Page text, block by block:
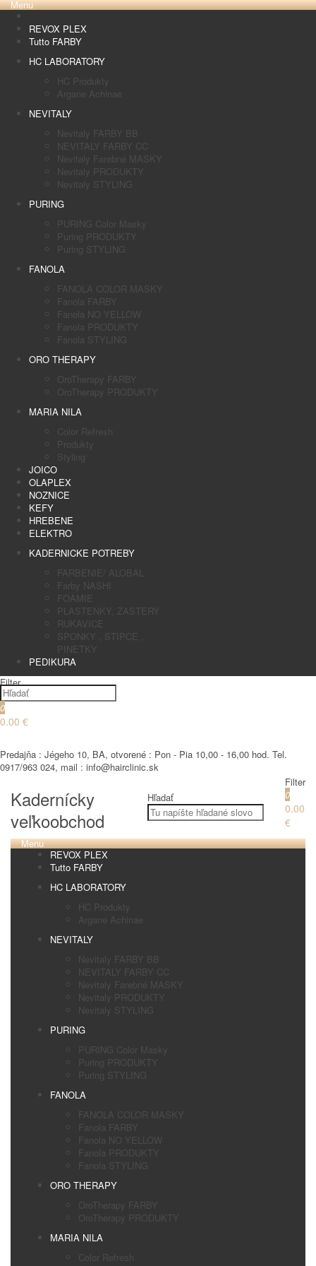
Menu
REVOX PLEX
Tutto FARBY
HC LABORATORY
HC Produkty
Argane Achinae
NEVITALY
Nevitaly FARBY BB
NEVITALY FARBY CC
Nevitaly Farebné MASKY
Nevitaly PRODUKTY
Nevitaly STYLING
PURING
PURING Color Masky
Puring PRODUKTY
Puring STYLING
FANOLA
FANOLA COLOR MASKY
Fanola FARBY
Fanola NO YELLOW
Fanola PRODUKTY
Fanola STYLING
ORO THERAPY
OroTherapy FARBY
OroTherapy PRODUKTY
MARIA NILA
Color Refresh
Produkty
Styling
JOICO
OLAPLEX
NOZNICE
KEFY
HREBENE
ELEKTRO
KADERNICKE POTREBY
FARBENIE/ ALOBAL
Farby NASHI
FOAMIE
PLASTENKY, ZASTERY
RUKAVICE
SPONKY , STIPCE ,
PINETKY
PEDIKURA
Filter
0
0.00 €
Predajňa : Jégeho 10, BA, otvorené : Pon - Pia 10,00 - 16,00 hod. Tel.
0917/963 024, mail : info@hairclinic.sk
Kadernícky
veľkoobchod
Hľadať
Filter
0
0.00
€
Menu
REVOX PLEX
Tutto FARBY
HC LABORATORY
HC Produkty
Argane Achinae
NEVITALY
Nevitaly FARBY BB
NEVITALY FARBY CC
Nevitaly Farebné MASKY
Nevitaly PRODUKTY
Nevitaly STYLING
PURING
PURING Color Masky
Puring PRODUKTY
Puring STYLING
FANOLA
FANOLA COLOR MASKY
Fanola FARBY
Fanola NO YELLOW
Fanola PRODUKTY
Fanola STYLING
ORO THERAPY
OroTherapy FARBY
OroTherapy PRODUKTY
MARIA NILA
Color Refresh